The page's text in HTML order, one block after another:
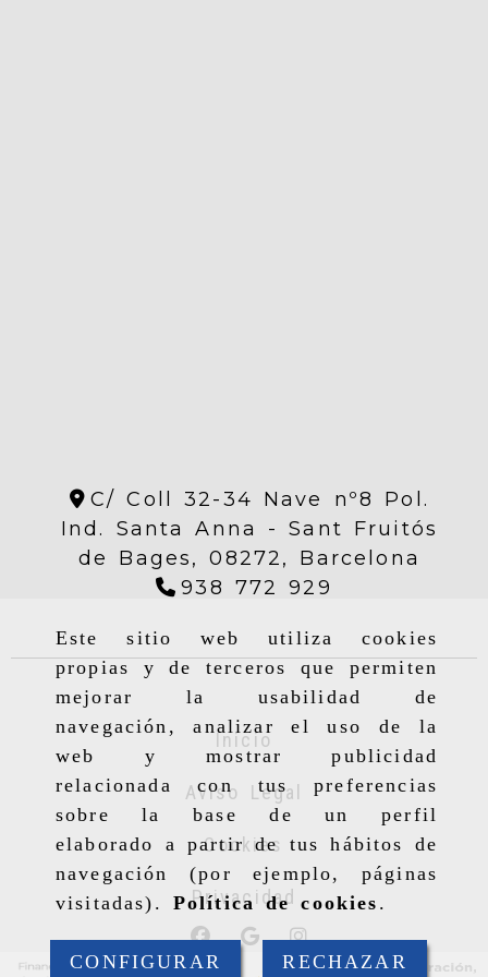
Este sitio web utiliza cookies
propias y de terceros que permiten
mejorar la usabilidad de
navegación, analizar el uso de la
web y mostrar publicidad
relacionada con tus preferencias
sobre la base de un perfil
elaborado a partir de tus hábitos de
navegación (por ejemplo, páginas
visitadas). Política de cookies .
CONFIGURAR RECHAZAR
C/ Coll 32-34 Nave nº8 Pol.
Ind. Santa Anna -Sant Fruitós
de Bages,08272, Barcelona
938 772 929
Inicio
Aviso Legal
Cookies
Privacidad